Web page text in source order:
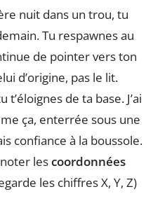
nuit dans un trou, tu
Tu respawnes au
de pointer vers ton
d’origine, pas le lit.
t’éloignes de ta base. J’ai
ça, enterrée sous une
confiance à la boussole.
lescoordonnées
les chiffres X, Y, Z)